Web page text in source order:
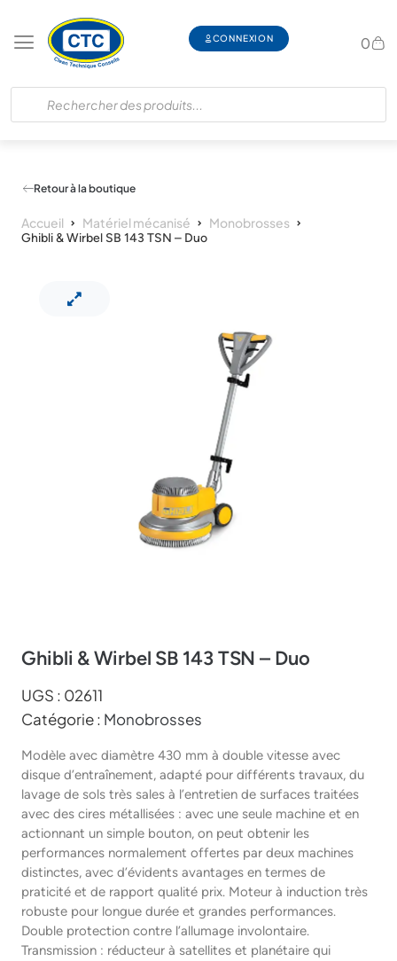
CONNEXION 0
Retour à la boutique
Accueil Matériel mécanisé Monobrosses
Ghibli & Wirbel SB 143 TSN – Duo
Ghibli & Wirbel SB 143 TSN – Duo
UGS : 02611
Catégorie : Monobrosses
Modèle avec diamètre 430 mm à double vitesse avec
disque d’entraînement, adapté pour différents travaux, du
lavage de sols très sales à l’entretien de surfaces traitées
avec des cires métallisées : avec une seule machine et en
actionnant un simple bouton, on peut obtenir les
performances normalement offertes par deux machines
distinctes, avec d’évidents avantages en termes de
praticité et de rapport qualité prix. Moteur à induction très
robuste pour longue durée et grandes performances.
Double protection contre l’allumage involontaire.
Transmission : réducteur à satellites et planétaire qui